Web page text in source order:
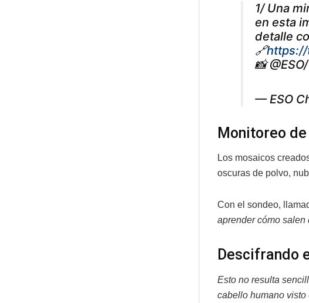
1/ Una
en esta
detalle
🔗https://
📸
— ESO
Monitoreo
Los mosaicos
oscuras de polvo,
Con el sondeo,
aprender cómo salen
Descifrando
Esto no resulta
cabello humano visto